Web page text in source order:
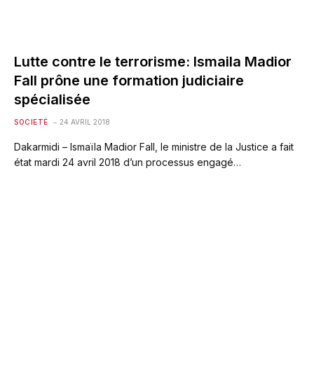
Lutte contre le terrorisme: Ismaila Madior
Fall prône une formation judiciaire
spécialisée
SOCIETÉ 24 AVRIL 2018
Dakarmidi – Ismaïla Madior Fall, le ministre de la Justice a fait
état mardi 24 avril 2018 d’un processus engagé…